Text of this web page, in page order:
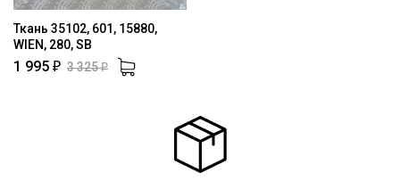
Ткань 35102, 601, 15880,
WIEN, 280, SB
1 995 ₽ 3 325₽